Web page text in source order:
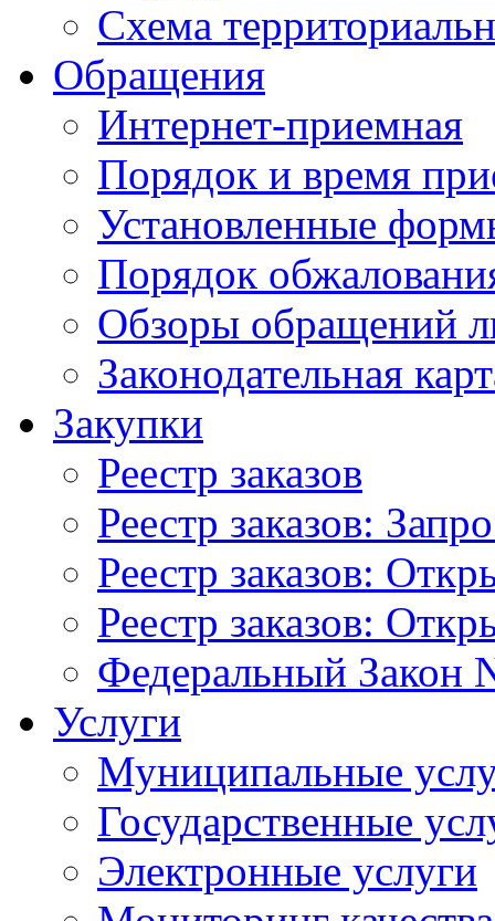
Схема
Обращения
Интернет-приемная
Порядок и время
Установленные
Порядок
Обзоры обращений
Законодательная
Закупки
Реестр заказов
Реестр заказов:
Реестр заказов:
Реестр заказов:
Федеральный Закон
Услуги
Муниципальные
Государственные
Электронные услуги